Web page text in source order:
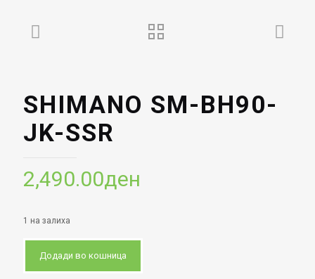
SHIMANO SM-BH90-
JK-SSR
2,490.00ден
1 на залиха
Додади во кошница